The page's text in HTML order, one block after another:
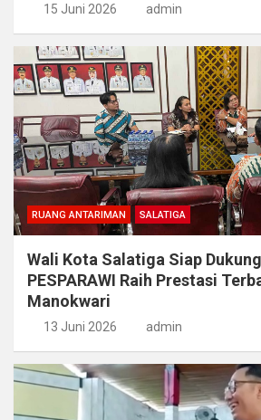
15 Juni 2026 admin
RUANG ANTARIMAN SALATIGA
Wali Kota Salatiga Siap
PESPARAWI Raih Prestasi
Manokwari
13 Juni 2026 admin